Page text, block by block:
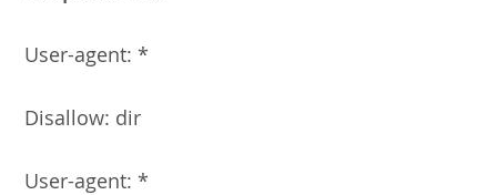
User-agent: *
Disallow: dir
User-agent: *